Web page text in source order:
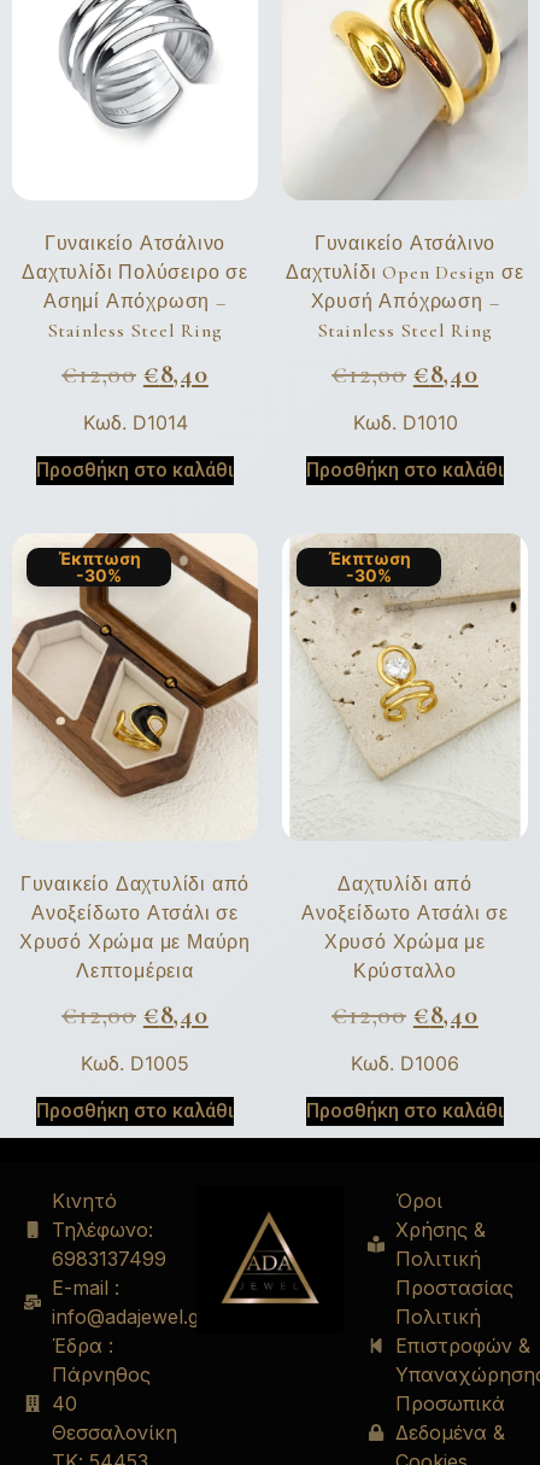
Γυναικείο Ατσάλινο
Δαχτυλίδι Πολύσειρο σε
Ασημί Απόχρωση –
Stainless Steel Ring
€12,00 €8,40
Κωδ. D1014
Προσθήκη στο καλάθι
Γυναικείο Ατσάλινο
Δαχτυλίδι Open Design σε
Χρυσή Απόχρωση –
Stainless Steel Ring
€12,00 €8,40
Κωδ. D1010
Προσθήκη στο καλάθι
Έκπτωση
-30%
Γυναικείο Δαχτυλίδι από
Ανοξείδωτο Ατσάλι σε
Χρυσό Χρώμα με Μαύρη
Λεπτομέρεια
€12,00 €8,40
Κωδ. D1005
Προσθήκη στο καλάθι
Έκπτωση
-30%
Δαχτυλίδι από
Ανοξείδωτο Ατσάλι σε
Χρυσό Χρώμα με
Κρύσταλλο
€12,00 €8,40
Κωδ. D1006
Προσθήκη στο καλάθι
Κινητό
Τηλέφωνο:
6983137499
E-mail :
info@adajewel.gr
Έδρα :
Πάρνηθος
40
Θεσσαλονίκη
Όροι
Χρήσης &
Πολιτική
Προστασίας
Πολιτική
Επιστροφών &
Προσωπικά
Δεδομένα &